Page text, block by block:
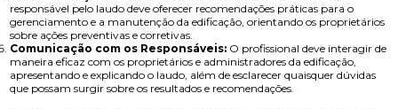
responsável pelo laudo deve oferecer recomendações práticas para o
gerenciamento e a manutenção da edificação, orientando os proprietários
sobre ações preventivas e corretivas.
Comunicação com os Responsáveis: O profissional deve interagir de
maneira eficaz com os proprietários e administradores da edificação,
apresentando e explicando o laudo, além de esclarecer quaisquer dúvidas
que possam surgir sobre os resultados e recomendações.